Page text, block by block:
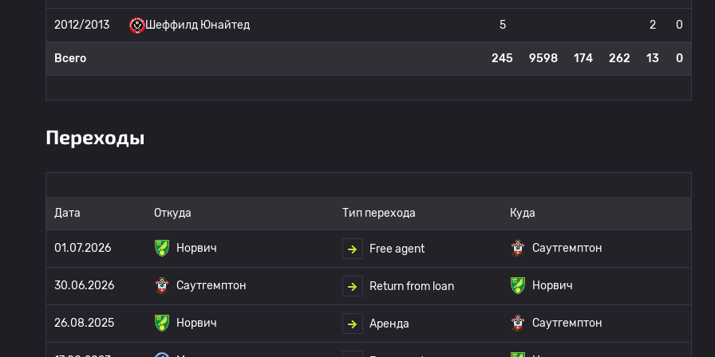
2012/2013 Шеффилд Юнайтед 5 2 0
Всего 245 9598 174 262 13 0
Переходы
Дата Откуда Тип перехода Куда
01.07.2026 Норвич Free agent Саутгемптон
30.06.2026 Саутгемптон Return from loan Норвич
26.08.2025 Норвич Аренда Саутгемптон